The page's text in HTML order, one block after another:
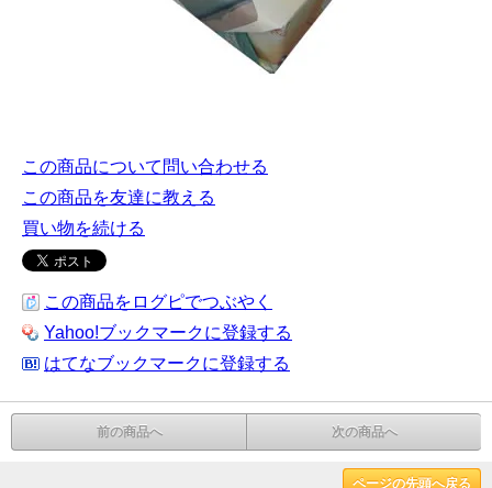
この商品について問い合わせる
この商品を友達に教える
買い物を続ける
この商品をログピでつぶやく
Yahoo!ブックマークに登録する
はてなブックマークに登録する
前の商品へ 次の商品へ
ページの先頭へ戻る